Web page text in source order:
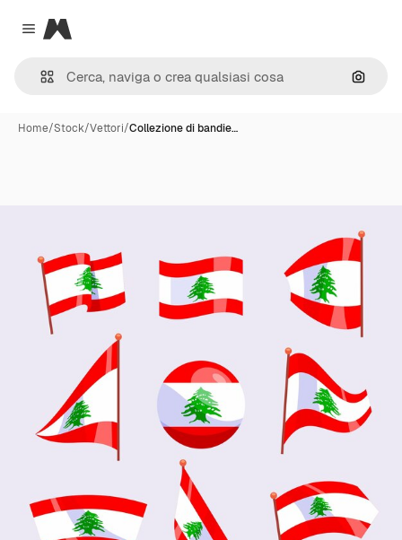
Close menu
Magnific
Cerca
Home/Stock/Vettori/Collezione di bandie…